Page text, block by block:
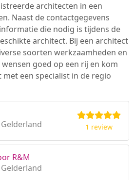
architecten in een
Naast de contactgegevens
die nodig is tijdens de
architect. Bij een architect
soorten werkzaamheden en
goed op een rij en kom
een specialist in de regio
1 review
R&M